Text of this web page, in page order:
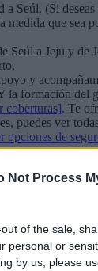
Not Process
of the sale,
personal or
by us, please
Seúl. (Si
medida que sea
Seúl a Jeju y de
y
la formación del
coberturas]. Te
puedes ver
opciones de
todo el viaje.